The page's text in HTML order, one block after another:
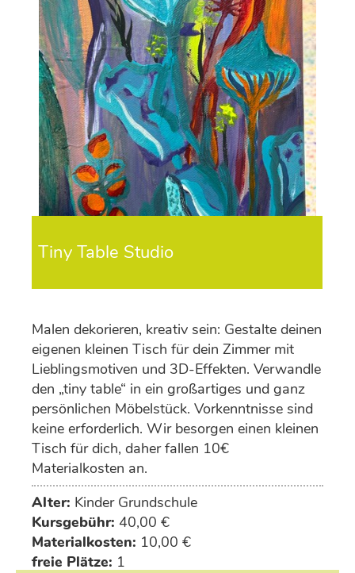
Tiny Table Studio
Malen dekorieren, kreativ sein: Gestalte deinen
eigenen kleinen Tisch für dein Zimmer mit
Lieblingsmotiven und 3D-Effekten. Verwandle
den „tiny table“ in ein großartiges und ganz
persönlichen Möbelstück. Vorkenntnisse sind
keine erforderlich. Wir besorgen einen kleinen
Tisch für dich, daher fallen 10€
Materialkosten an.
Alter: Kinder Grundschule
Kursgebühr: 40,00 €
Materialkosten: 10,00 €
freie Plätze: 1